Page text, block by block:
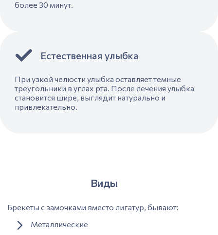
более 30 минут.
Естественная улыбка
При узкой челюсти улыбка оставляет темные
треугольники в углах рта. После лечения улыбка
становится шире, выглядит натурально и
привлекательно.
Виды
Брекеты с замочками вместо лигатур, бывают:
Металлические